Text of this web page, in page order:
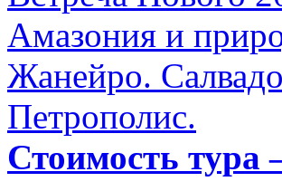
Амазония и
Жанейро.
Петрополис.
Стоимость тура